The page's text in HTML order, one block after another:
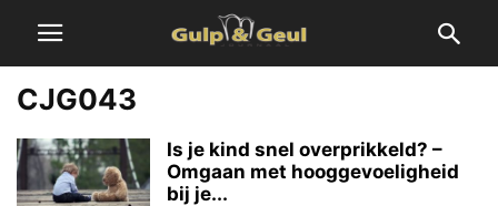
CJG043
Is je kind snel overprikkeld? –
Omgaan met hooggevoeligheid
bij je...